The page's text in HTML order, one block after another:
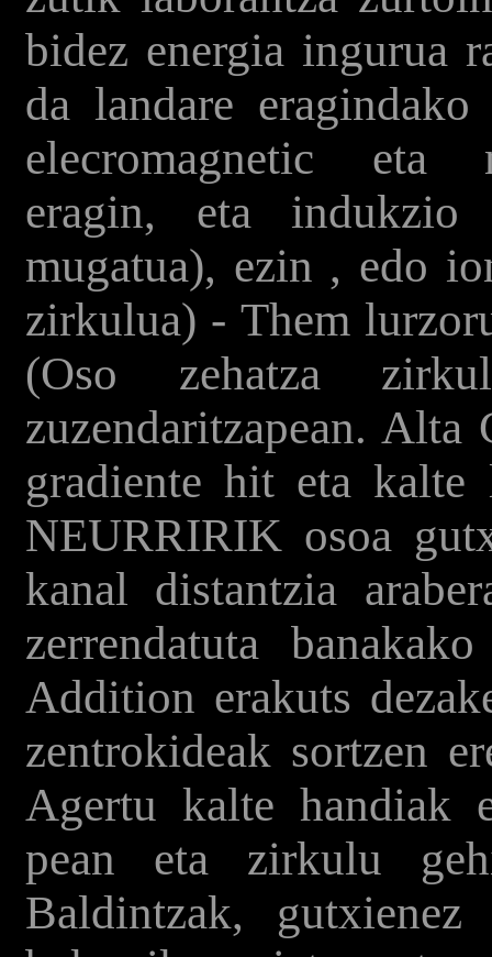
bidez energia ingurua
da landare
elecromagnetic eta
eragin, eta indukzio
mugatua), ezin , edo
zirkulua) - Them
(Oso zehatza
zuzendaritzapean. Alta
gradiente hit eta kalte
NEURRIRIK osoa
kanal distantzia
zerrendatuta
Addition erakuts
zentrokideak sortzen
Agertu kalte handiak
pean eta zirkulu
Baldintzak,